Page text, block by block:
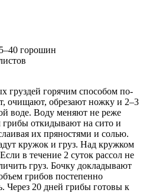
горошин
груздей горячим способом по-
очищают, обрезают ножку и 2–3
воде. Воду меняют не реже
грибы откидывают на сито и
их пряностями и солью.
кружок и груз. Над кружком
в течение 2 суток рассол не
груз. Бочку докладывают
грибов постепенно
Через 20 дней грибы готовы к